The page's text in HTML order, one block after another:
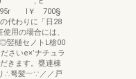
l￥ 700§
代わりに「日28
用の場合には、
樋セノトL槍00
さいe×’ナチュラ
きます。甕連棟
∴弩髪︸∵／／戸